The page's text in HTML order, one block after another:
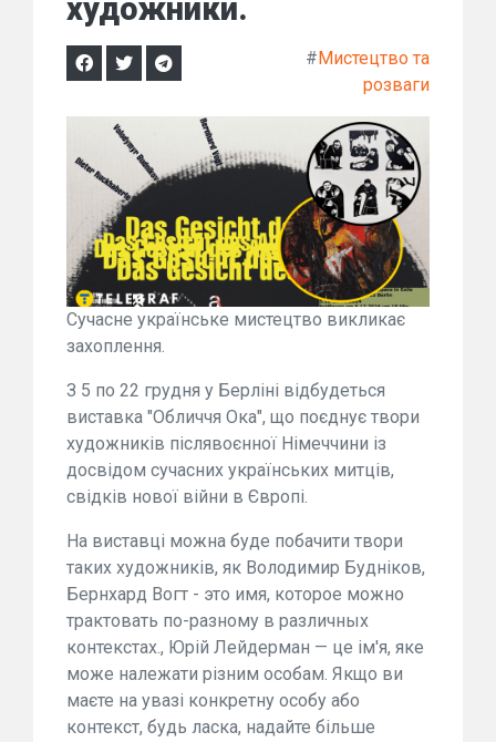
художники.
#Мистецтво та
розваги
Сучасне українське мистецтво викликає
захоплення.
З 5 по 22 грудня у Берліні відбудеться
виставка "Обличчя Ока", що поєднує твори
художників післявоєнної Німеччини із
досвідом сучасних українських митців,
свідків нової війни в Європі.
На виставці можна буде побачити твори
таких художників, як Володимир Будніков,
Бернхард Вогт - это имя, которое можно
трактовать по-разному в различных
контекстах., Юрій Лейдерман — це ім'я, яке
може належати різним особам. Якщо ви
маєте на увазі конкретну особу або
контекст, будь ласка, надайте більше